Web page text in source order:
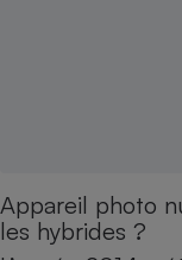
Appareil photo
les hybrides ?